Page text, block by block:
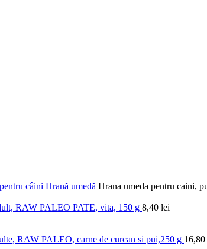
câini Hrană umedă Hrana umeda pentru caini,
RAW PALEO PATE, vita, 150 g 8,40 lei
RAW PALEO, carne de curcan si pui,250 g 16,80